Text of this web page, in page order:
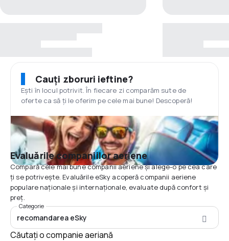
Cauți zboruri ieftine?
Ești în locul potrivit. În fiecare zi comparăm sute de
oferte ca să ți le oferim pe cele mai bune! Descoperă!
Evaluările companiilor aeriene
Compară cele mai bune companii aeriene și alege-o pe cea care
ți se potrivește. Evaluările eSky acoperă companii aeriene
populare naționale și internaționale, evaluate după confort și
preț.
Categorie
recomandarea eSky
Căutați o companie aeriană